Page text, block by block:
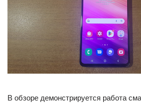
В обзоре демонстрируется работа